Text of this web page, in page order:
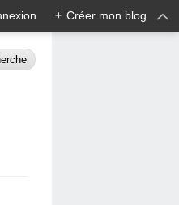
+ Créer mon blog